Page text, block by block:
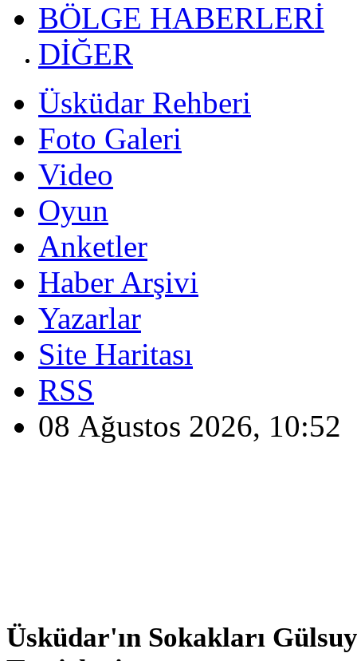
BÖLGE HABERLERİ
DİĞER
Üsküdar Rehberi
Foto Galeri
Video
Oyun
Anketler
Haber Arşivi
Yazarlar
Site Haritası
RSS
08 Ağustos 2026, 10:52
Üsküdar'ın Sokakları